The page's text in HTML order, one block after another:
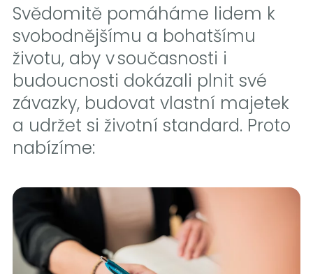
Svědomitě pomáháme lidem k
svobodnějšímu a bohatšímu
životu, aby v současnosti i
budoucnosti dokázali plnit své
závazky, budovat vlastní majetek
a udržet si životní standard. Proto
nabízíme: